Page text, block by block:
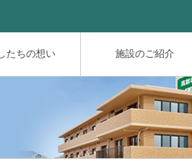
たちの想い 施設のご紹介